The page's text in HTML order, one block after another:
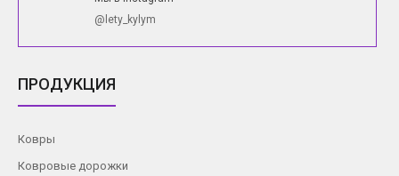
@lety_kylym
ПРОДУКЦИЯ
Ковры
Ковровые дорожки